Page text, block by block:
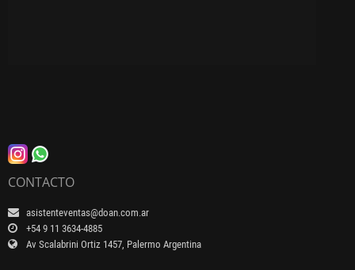
CONTACTO
asistenteventas@doan.com.ar
+54 9 11 3634-4885
Av Scalabrini Ortiz 1457, Palermo Argentina